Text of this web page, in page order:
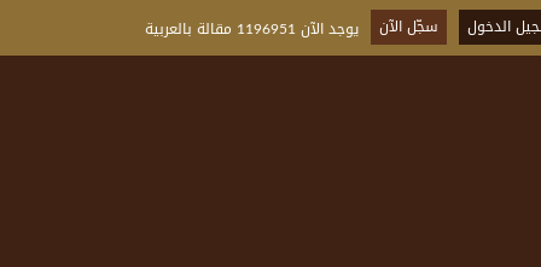
الدخول سجّل الآن يوجد الآن 1196951 مقالة بالعربية